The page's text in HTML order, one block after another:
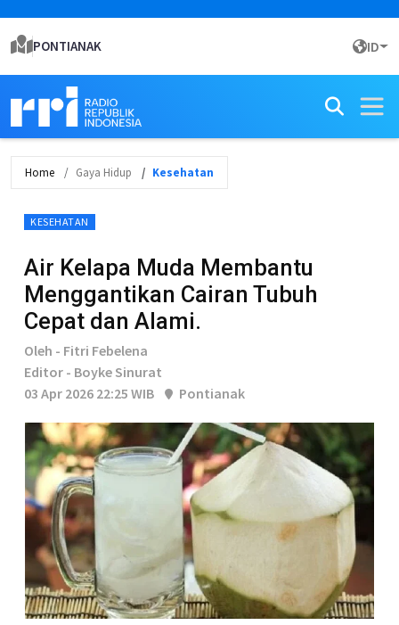
PONTIANAK ID
Home Gaya Hidup Kesehatan
KESEHATAN
Air Kelapa Muda Membantu
Menggantikan Cairan Tubuh
Cepat dan Alami.
Oleh - Fitri Febelena
Editor - Boyke Sinurat
03 Apr 2026 22:25 WIB
Pontianak